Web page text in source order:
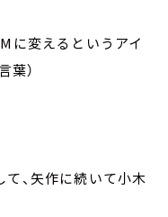
に変えるというアイ
葉）
て、矢作に続いて小木